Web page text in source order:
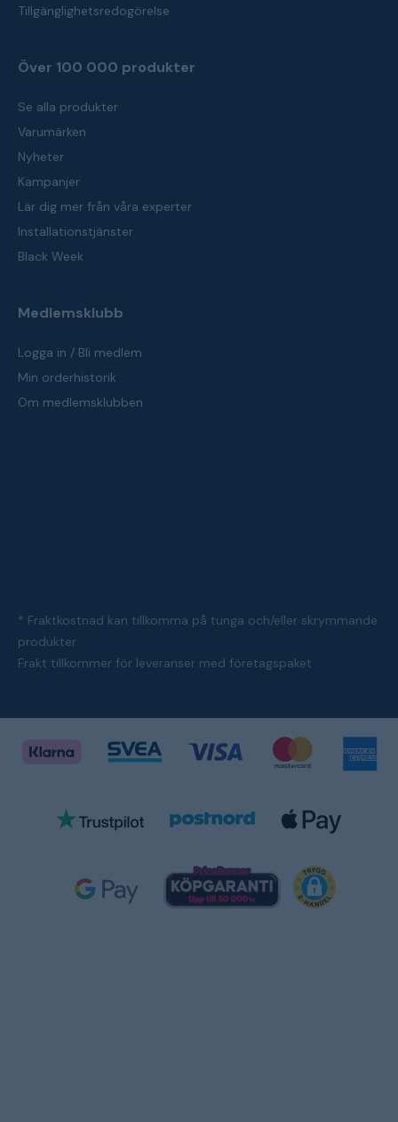
Tillgänglighetsredogörelse
Över 100 000 produkter
Se alla produkter
Varumärken
Nyheter
Kampanjer
Lär dig mer från våra experter
Installationstjänster
Black Week
Medlemsklubb
Logga in / Bli medlem
Min orderhistorik
Om medlemsklubben
* Fraktkostnad kan tillkomma på tunga och/eller skrymmande
produkter
Frakt tillkommer för leveranser med företagspaket